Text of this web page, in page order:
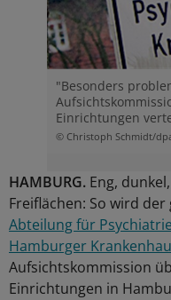
"Besonders
Einrichtungen
© Christoph Schmidt/
HAMBURG. Eng,
Freiflächen: So wird der
Abteilung für
Hamburger
Aufsichtskommission
Einrichtungen in